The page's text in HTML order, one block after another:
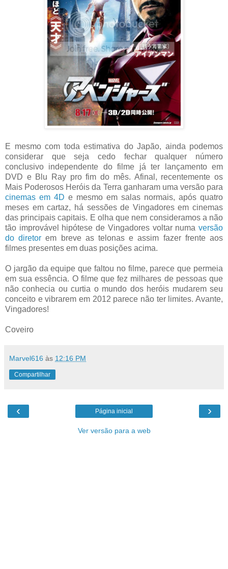
E mesmo com toda estimativa do Japão, ainda podemos
considerar que seja cedo fechar qualquer número
conclusivo independente do filme já ter lançamento em
DVD e Blu Ray pro fim do mês. Afinal, recentemente os
Mais Poderosos Heróis da Terra ganharam uma versão para
cinemas em 4D e mesmo em salas normais, após quatro
meses em cartaz, há sessões de Vingadores em cinemas
das principais capitais. E olha que nem consideramos a não
tão improvável hipótese de Vingadores voltar numa versão
do diretor em breve as telonas e assim fazer frente aos
filmes presentes em duas posições acima.
O jargão da equipe que faltou no filme, parece que permeia
em sua essência. O filme que fez milhares de pessoas que
não conhecia ou curtia o mundo dos heróis mudarem seu
conceito e vibrarem em 2012 parece não ter limites. Avante,
Vingadores!
Coveiro
Marvel616 às 12:16 PM
Compartilhar
‹ ›
Página inicial
Ver versão para a web